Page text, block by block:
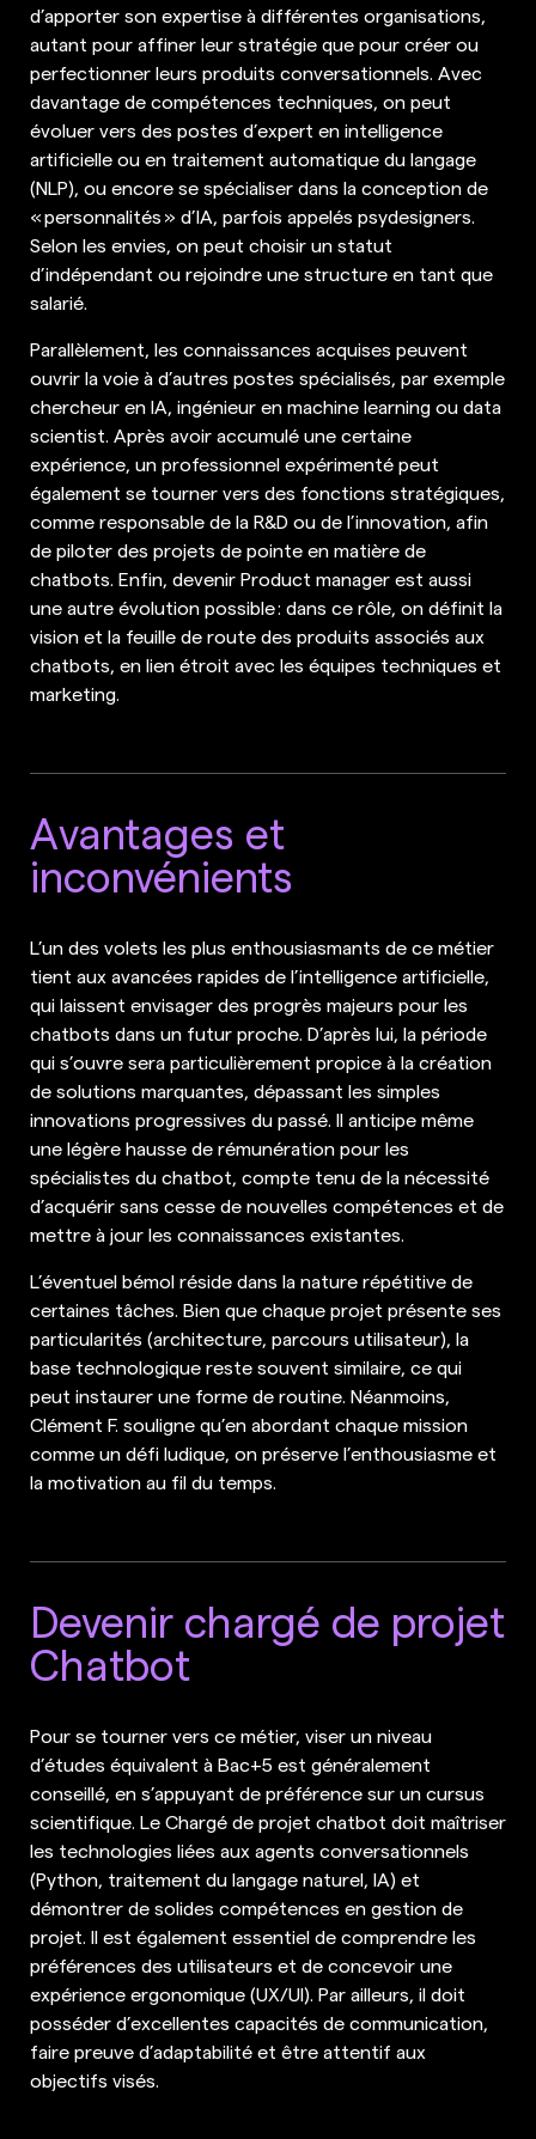
d’apporter son expertise à différentes organisations,
autant pour affiner leur stratégie que pour créer ou
perfectionner leurs produits conversationnels. Avec
davantage de compétences techniques, on peut
évoluer vers des postes d’expert en intelligence
artificielle ou en traitement automatique du langage
(NLP), ou encore se spécialiser dans la conception de
« personnalités » d’IA, parfois appelés psydesigners.
Selon les envies, on peut choisir un statut
d’indépendant ou rejoindre une structure en tant que
salarié.
Parallèlement, les connaissances acquises peuvent
ouvrir la voie à d’autres postes spécialisés, par exemple
chercheur en IA, ingénieur en machine learning ou data
scientist. Après avoir accumulé une certaine
expérience, un professionnel expérimenté peut
également se tourner vers des fonctions stratégiques,
comme responsable de la R&D ou de l’innovation, afin
de piloter des projets de pointe en matière de
chatbots. Enfin, devenir Product manager est aussi
une autre évolution possible : dans ce rôle, on définit la
vision et la feuille de route des produits associés aux
chatbots, en lien étroit avec les équipes techniques et
marketing.
Avantages et
inconvénients
L’un des volets les plus enthousiasmants de ce métier
tient aux avancées rapides de l’intelligence artificielle,
qui laissent envisager des progrès majeurs pour les
chatbots dans un futur proche. D’après lui, la période
qui s’ouvre sera particulièrement propice à la création
de solutions marquantes, dépassant les simples
innovations progressives du passé. Il anticipe même
une légère hausse de rémunération pour les
spécialistes du chatbot, compte tenu de la nécessité
d’acquérir sans cesse de nouvelles compétences et de
mettre à jour les connaissances existantes.
L’éventuel bémol réside dans la nature répétitive de
certaines tâches. Bien que chaque projet présente ses
particularités (architecture, parcours utilisateur), la
base technologique reste souvent similaire, ce qui
peut instaurer une forme de routine. Néanmoins,
Clément F. souligne qu’en abordant chaque mission
comme un défi ludique, on préserve l’enthousiasme et
la motivation au fil du temps.
Devenir chargé de projet
Chatbot
Pour se tourner vers ce métier, viser un niveau
d’études équivalent à Bac+5 est généralement
conseillé, en s’appuyant de préférence sur un cursus
scientifique. Le Chargé de projet chatbot doit maîtriser
les technologies liées aux agents conversationnels
(Python, traitement du langage naturel, IA) et
démontrer de solides compétences en gestion de
projet. Il est également essentiel de comprendre les
préférences des utilisateurs et de concevoir une
expérience ergonomique (UX/UI). Par ailleurs, il doit
posséder d’excellentes capacités de communication,
faire preuve d’adaptabilité et être attentif aux
objectifs visés.